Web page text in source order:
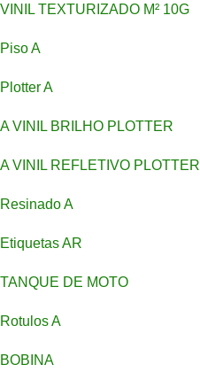
VINIL TEXTURIZADO M² 10G
Piso A
Plotter A
A VINIL BRILHO PLOTTER
A VINIL REFLETIVO PLOTTER
Resinado A
Etiquetas AR
TANQUE DE MOTO
Rotulos A
BOBINA